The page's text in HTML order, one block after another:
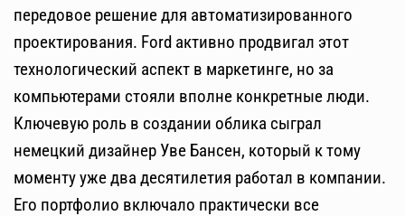
передовое решение для автоматизированного
проектирования. Ford активно продвигал этот
технологический аспект в маркетинге, но за
компьютерами стояли вполне конкретные люди.
Ключевую роль в создании облика сыграл
немецкий дизайнер Уве Бансен, который к тому
моменту уже два десятилетия работал в компании.
Его портфолио включало практически все